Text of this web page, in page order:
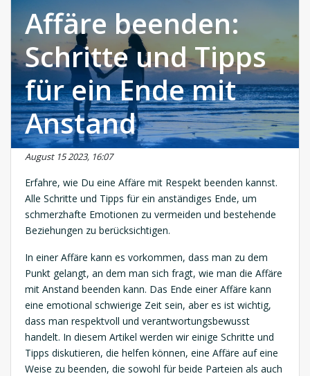
Affäre beenden:
Schritte und Tipps
für ein Ende mit
Anstand
August 15 2023, 16:07
Erfahre, wie Du eine Affäre mit Respekt beenden kannst.
Alle Schritte und Tipps für ein anständiges Ende, um
schmerzhafte Emotionen zu vermeiden und bestehende
Beziehungen zu berücksichtigen.
In einer Affäre kann es vorkommen, dass man zu dem
Punkt gelangt, an dem man sich fragt, wie man die Affäre
mit Anstand beenden kann. Das Ende einer Affäre kann
eine emotional schwierige Zeit sein, aber es ist wichtig,
dass man respektvoll und verantwortungsbewusst
handelt. In diesem Artikel werden wir einige Schritte und
Tipps diskutieren, die helfen können, eine Affäre auf eine
Weise zu beenden, die sowohl für beide Parteien als auch